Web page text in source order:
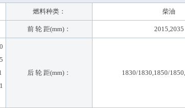
燃料种类： 柴油
前 轮 距(mm)： 2015,2035
后 轮 距(mm)： 1830/1830,1850/